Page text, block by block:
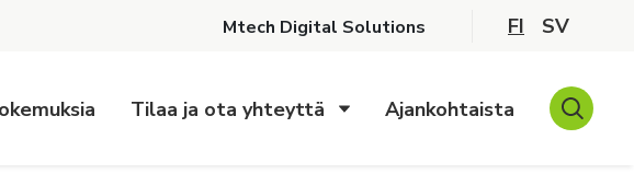
Mtech Digital Solutions FI SV
Tilaa ja ota yhteyttä Ajankohtaista